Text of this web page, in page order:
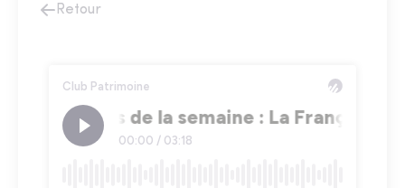
Retour